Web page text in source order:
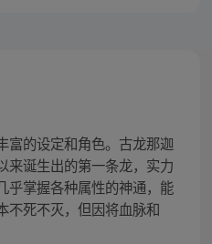
富的设定和角色。古龙那迦
来诞生出的第一条龙，实力
乎掌握各种属性的神通，能
不死不灭，但因将血脉和